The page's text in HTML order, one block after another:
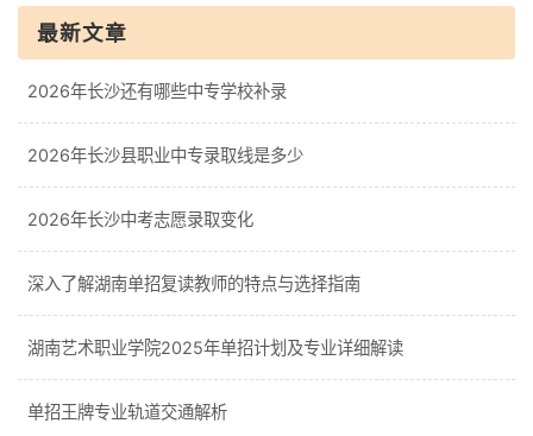
最新文章
2026年长沙还有哪些中专学校补录
2026年长沙县职业中专录取线是多少
2026年长沙中考志愿录取变化
深入了解湖南单招复读教师的特点与选择指南
湖南艺术职业学院2025年单招计划及专业详细解读
单招王牌专业轨道交通解析